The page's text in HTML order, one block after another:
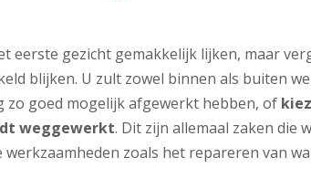
eerste gezicht gemakkelijk lijken, maar
blijken. U zult zowel binnen als buiten
zo goed mogelijk afgewerkt hebben, of
weggewerkt. Dit zijn allemaal zaken die
zoals het repareren van